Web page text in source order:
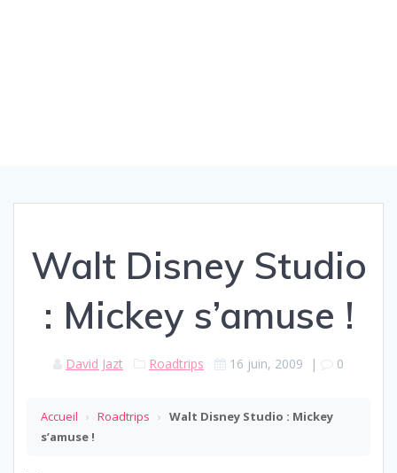
Walt Disney Studio
: Mickey s’amuse !
David Jazt Roadtrips 16 juin, 2009 | 0
Accueil › Roadtrips › Walt Disney Studio : Mickey
s’amuse !